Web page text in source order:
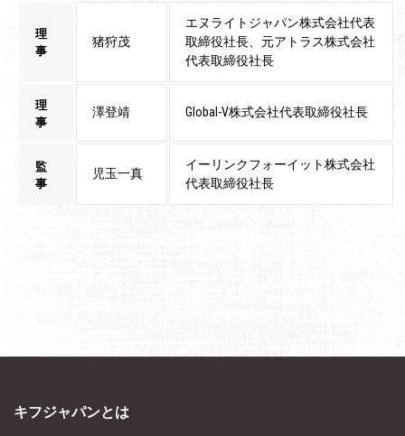
理
事
猪狩茂
エヌライトジャパン株式会社代表
取締役社長、元アトラス株式会社
代表取締役社長
理
事
澤登靖 Global-V株式会社代表取締役社長
監
事
児玉一真
イーリンクフォーイット株式会社
代表取締役社長
キフジャパンとは